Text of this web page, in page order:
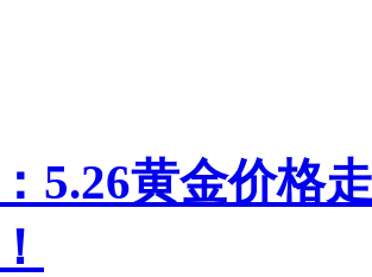
5.26黄金价格